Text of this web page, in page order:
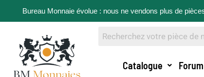
Bureau Monnaie évolue : nous ne vendons plus de
Catalogue Forum